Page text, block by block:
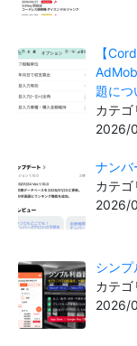
【
題につ
カテゴ
2026/
ナンバ
カテゴ
2026/
シンプ
カテゴ
2026/